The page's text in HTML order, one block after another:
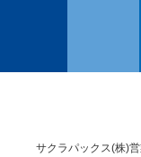
サクラパックス(株)